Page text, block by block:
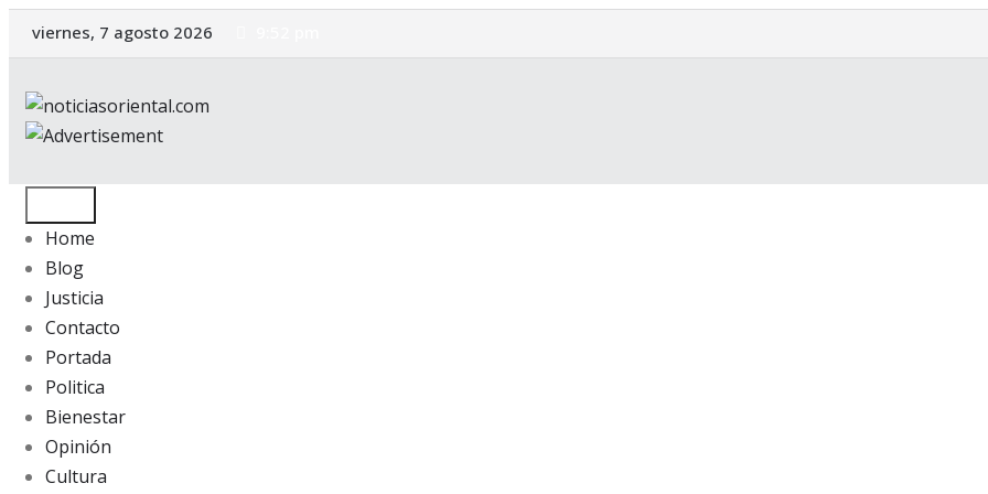
Saltar
al
viernes, 7 agosto 2026
Home
Blog
Justicia
Contacto
Portada
Politica
Bienestar
Opinión
Cultura